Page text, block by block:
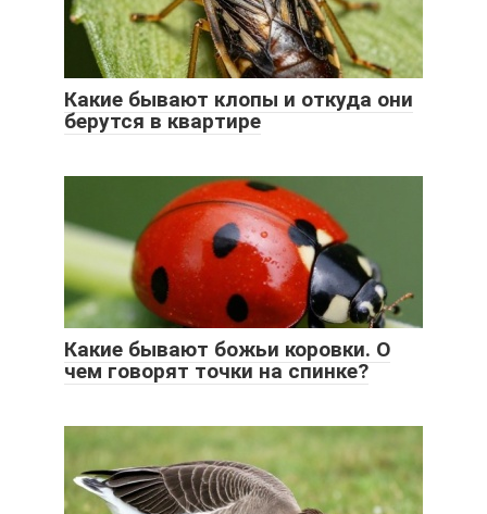
Какие бывают клопы и откуда они
берутся в квартире
Какие бывают божьи коровки. О
чем говорят точки на спинке?